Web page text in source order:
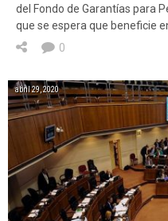
del Fondo de Garantías para
que se espera que beneficie
0
abril 29, 2020